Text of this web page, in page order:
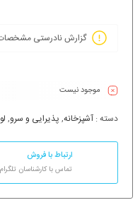
گزارش نادرستی
موجود نیست
دسته : آشپزخانه, پذیرایی و سرو,
ارتباط با فروش
تماس با کارشناسان تلگرام